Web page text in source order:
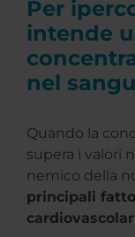
Per
intende
nel
Quando la
supera i valori
nemico della
principali